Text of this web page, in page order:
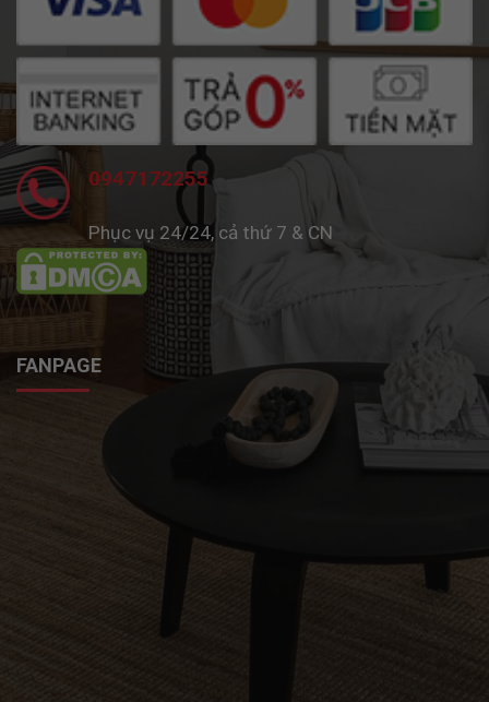
0947172255
Phục vụ 24/24, cả thứ 7 & CN
FANPAGE